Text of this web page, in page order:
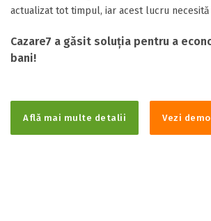
actualizat tot timpul, iar acest lucru
Cazare7 a găsit soluția pentru a
bani!
Află mai multe detalii Vezi